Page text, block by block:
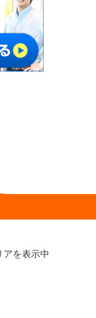
アを表示中